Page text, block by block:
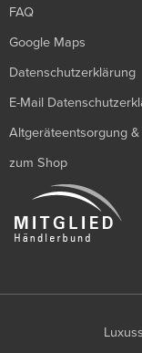
FAQ
Google Maps
Datenschutzerklärung
E-Mail
Altgeräteentsorgung
zum Shop